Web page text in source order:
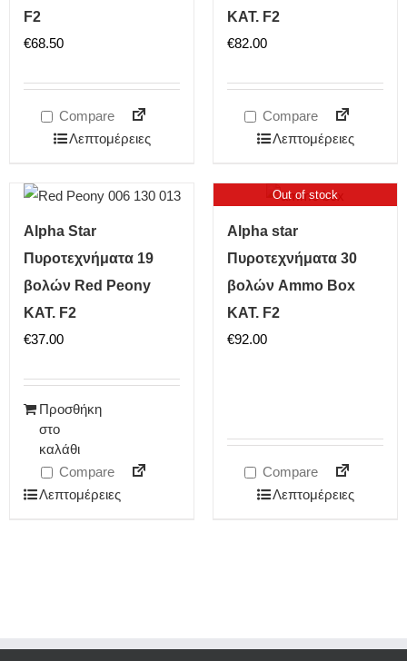
F2
€68.50
Compare
Λεπτομέρειες
ΚΑΤ. F2
€82.00
Compare
Λεπτομέρειες
Alpha Star
Πυροτεχνήματα 19
βολών Red Peony
ΚΑΤ. F2
€37.00
Προσθήκη
στο
καλάθι
Compare
Λεπτομέρειες
Out of stock
Alpha star
Πυροτεχνήματα 30
βολών Ammo Box
ΚΑΤ. F2
€92.00
Compare
Λεπτομέρειες